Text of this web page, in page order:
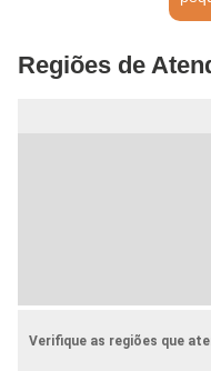
Regiões de
Verifique as regiões que